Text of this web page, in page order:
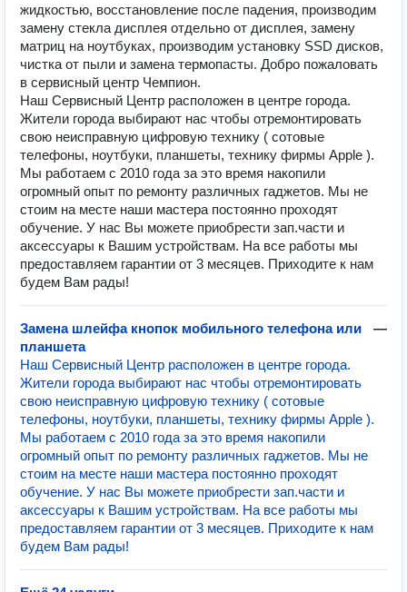
жидкостью, восстановление после падения, производим
замену стекла дисплея отдельно от дисплея, замену
матриц на ноутбуках, производим установку SSD дисков,
чистка от пыли и замена термопасты. Добро пожаловать
в сервисный центр Чемпион.
Наш Сервисный Центр расположен в центре города.
Жители города выбирают нас чтобы отремонтировать
свою неисправную цифровую технику ( сотовые
телефоны, ноутбуки, планшеты, технику фирмы Apple ).
Мы работаем с 2010 года за это время накопили
огромный опыт по ремонту различных гаджетов. Мы не
стоим на месте наши мастера постоянно проходят
обучение. У нас Вы можете приобрести зап.части и
аксессуары к Вашим устройствам. На все работы мы
предоставляем гарантии от 3 месяцев. Приходите к нам
будем Вам рады!
Замена шлейфа кнопок мобильного телефона или
планшета
—
Наш Сервисный Центр расположен в центре города.
Жители города выбирают нас чтобы отремонтировать
свою неисправную цифровую технику ( сотовые
телефоны, ноутбуки, планшеты, технику фирмы Apple ).
Мы работаем с 2010 года за это время накопили
огромный опыт по ремонту различных гаджетов. Мы не
стоим на месте наши мастера постоянно проходят
обучение. У нас Вы можете приобрести зап.части и
аксессуары к Вашим устройствам. На все работы мы
предоставляем гарантии от 3 месяцев. Приходите к нам
будем Вам рады!